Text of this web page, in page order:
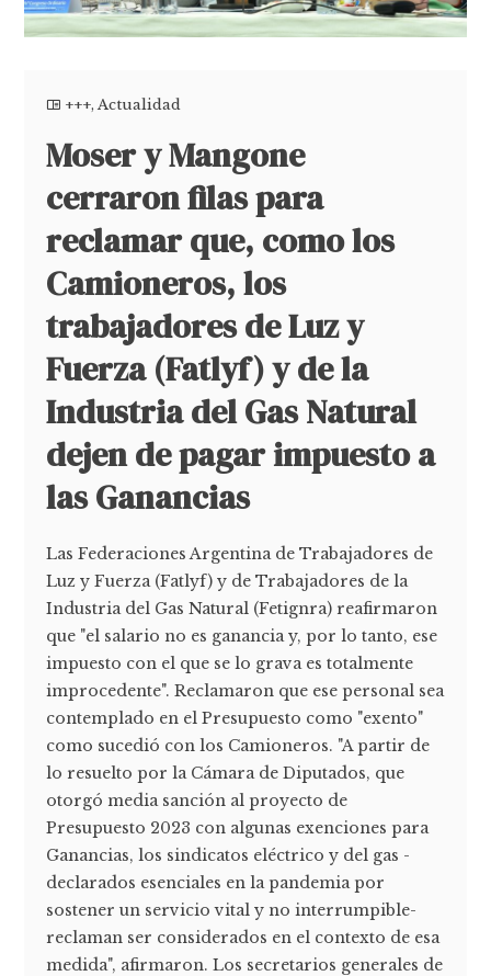
+++,Actualidad
Moser y Mangone
cerraron filas para
reclamar que, como los
Camioneros, los
trabajadores de Luz y
Fuerza (Fatlyf) y de la
Industria del Gas Natural
dejen de pagar impuesto a
las Ganancias
Las Federaciones Argentina de Trabajadores de
Luz y Fuerza (Fatlyf) y de Trabajadores de la
Industria del Gas Natural (Fetignra) reafirmaron
que "el salario no es ganancia y, por lo tanto, ese
impuesto con el que se lo grava es totalmente
improcedente". Reclamaron que ese personal sea
contemplado en el Presupuesto como "exento"
como sucedió con los Camioneros. "A partir de
lo resuelto por la Cámara de Diputados, que
otorgó media sanción al proyecto de
Presupuesto 2023 con algunas exenciones para
Ganancias, los sindicatos eléctrico y del gas -
declarados esenciales en la pandemia por
sostener un servicio vital y no interrumpible-
reclaman ser considerados en el contexto de esa
medida", afirmaron. Los secretarios generales de